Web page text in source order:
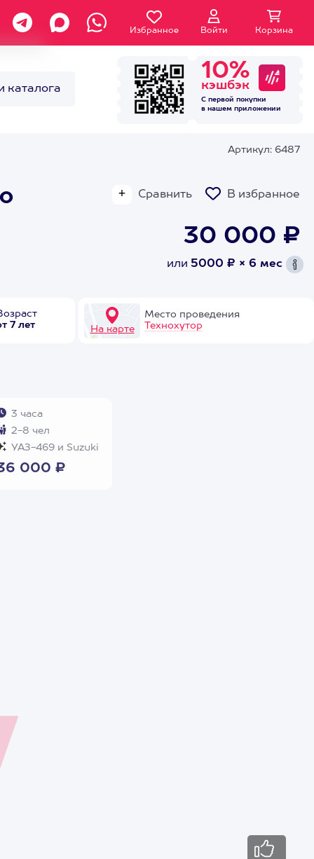
Избранное Войти Корзина
каталога
10%
кэшбэк
С первой покупки
в нашем приложении
Артикул: 6487
Сравнить В избранное
30 000 ₽
или 5000 ₽ × 6 мес
7 лет
На карте
Место проведения
Технохутор
3 часа
2-8 чел
УАЗ-469 и Suzuki
000 ₽